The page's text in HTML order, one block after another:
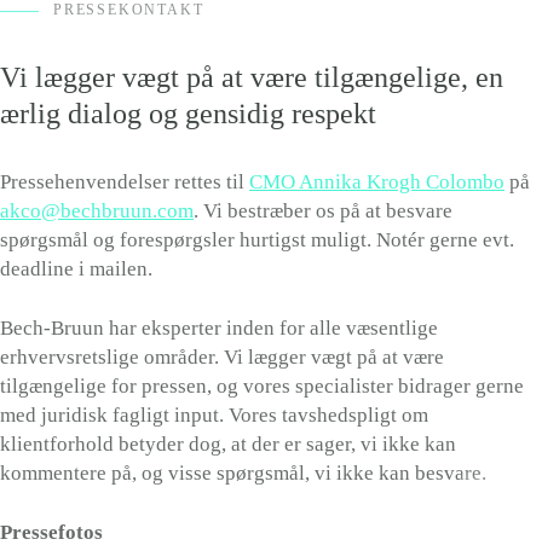
PRESSEKONTAKT
Vi lægger vægt på at være tilgængelige, en
ærlig dialog og gensidig respekt
Pressehenvendelser rettes til CMO Annika Krogh Colombo på
akco@bechbruun.com. Vi bestræber os på at besvare
spørgsmål og forespørgsler hurtigst muligt. Notér gerne evt.
deadline i mailen.
Bech-Bruun har eksperter inden for alle væsentlige
erhvervsretslige områder. Vi lægger vægt på at være
tilgængelige for pressen, og vores specialister bidrager gerne
med juridisk fagligt input. Vores tavshedspligt om
klientforhold betyder dog, at der er sager, vi ikke kan
kommentere på, og visse spørgsmål, vi ikke kan besvare.
Pressefotos